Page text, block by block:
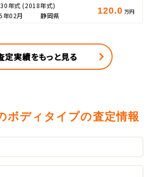
年式(2018年式)
年02月 静岡県 120.0 万円
定実績をもっと見る
ボディタイプの査定情報